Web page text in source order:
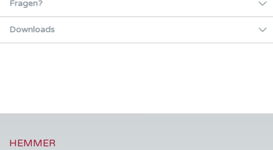
Fragen?
Downloads
HEMMER